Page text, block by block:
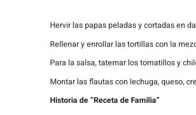
Hervir las papas peladas y cortadas en
Rellenar y enrollar las tortillas con la
Para la salsa, tatemar los tomatillos y
Montar las flautas con lechuga, queso,
Historia de “Receta de Familia”